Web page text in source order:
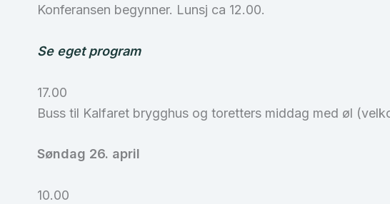
Konferansen begynner. Lunsj ca 12.00.
Se eget program
17.00
Buss til Kalfaret brygghus og toretters middag med øl
Søndag 26. april
10.00